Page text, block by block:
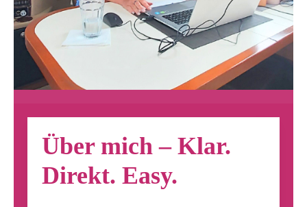
Über mich – Klar.
Direkt. Easy.